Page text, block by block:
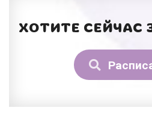
ХОТИТЕ СЕЙЧАС